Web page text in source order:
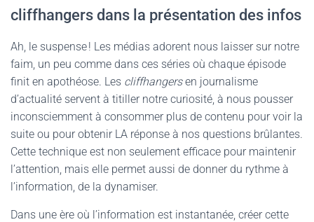
cliffhangers dans la présentation des infos
Ah, le suspense ! Les médias adorent nous laisser sur notre
faim, un peu comme dans ces séries où chaque épisode
finit en apothéose. Les cliffhangersen journalisme
d’actualité servent à titiller notre curiosité, à nous pousser
inconsciemment à consommer plus de contenu pour voir la
suite ou pour obtenir LA réponse à nos questions brûlantes.
Cette technique est non seulement efficace pour maintenir
l’attention, mais elle permet aussi de donner du rythme à
l’information, de la dynamiser.
Dans une ère où l’information est instantanée, créer cette